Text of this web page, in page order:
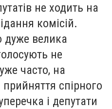
не ходить на
комісій.
велика
не
часто, на
прийняття спірного
і депутати